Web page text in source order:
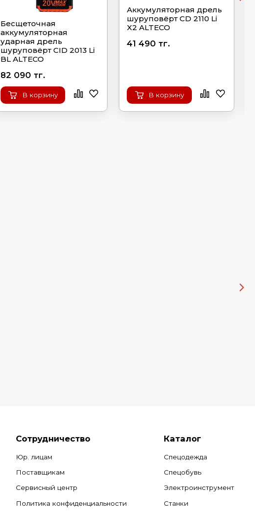
Бесщеточная
аккумуляторная
ударная дрель
шуруповёрт CID 2013 Li
BL ALTECO
82 090 тг.
В корзину
Аккумуляторная дрель
шуруповёрт CD 2110 Li
X2 ALTECO
41 490 тг.
В корзину
Сотрудничество
Юр. лицам
Поставщикам
Сервисный центр
Политика конфиденциальности
Каталог
Спецодежда
Спецобувь
Электроинструмент
Станки